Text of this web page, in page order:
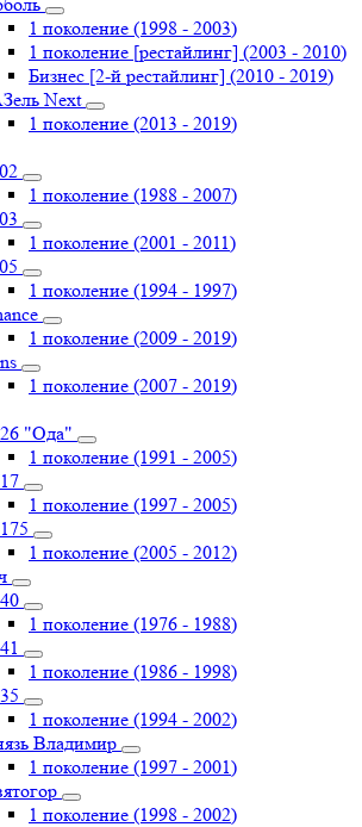
1 поколение (1998 - 2003)
1 поколение [рестайлинг] (2003 - 2010)
Бизнес [2-й рестайлинг] (2010 - 2019)
Next
1 поколение (2013 - 2019)
1 поколение (1988 - 2007)
1 поколение (2001 - 2011)
1 поколение (1994 - 1997)
1 поколение (2009 - 2019)
1 поколение (2007 - 2019)
"Ода"
1 поколение (1991 - 2005)
1 поколение (1997 - 2005)
1 поколение (2005 - 2012)
1 поколение (1976 - 1988)
1 поколение (1986 - 1998)
1 поколение (1994 - 2002)
Владимир
1 поколение (1997 - 2001)
1 поколение (1998 - 2002)